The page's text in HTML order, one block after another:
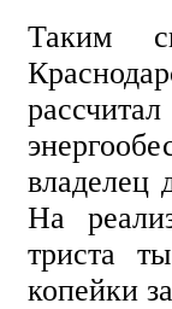
Таким
владелец
На
триста
копейки